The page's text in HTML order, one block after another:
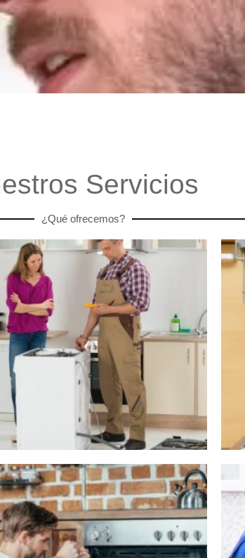
Servicios
¿Qué ofrecemos?